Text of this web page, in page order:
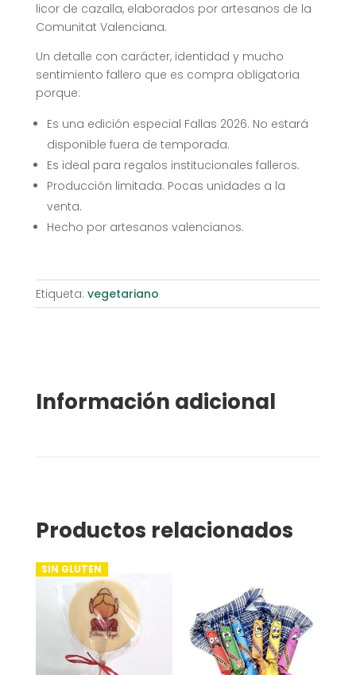
licor de cazalla, elaborados por artesanos de la
Comunitat Valenciana.
Un detalle con carácter, identidad y mucho
sentimiento fallero que es compra obligatoria
porque:
Es una edición especial Fallas 2026. No estará
disponible fuera de temporada.
Es ideal para regalos institucionales falleros.
Producción limitada. Pocas unidades a la
venta.
Hecho por artesanos valencianos.
Etiqueta: vegetariano
Información adicional
Productos relacionados
SIN GLUTEN